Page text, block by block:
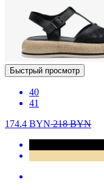
Быстрый просмотр
40
41
174.4 BYN218BYN